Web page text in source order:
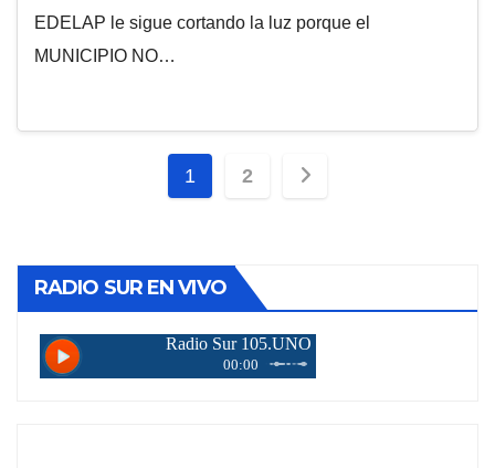
EDELAP le sigue cortando la luz porque el
MUNICIPIO NO…
Paginación
entradas
1 2
RADIO SUR EN VIVO